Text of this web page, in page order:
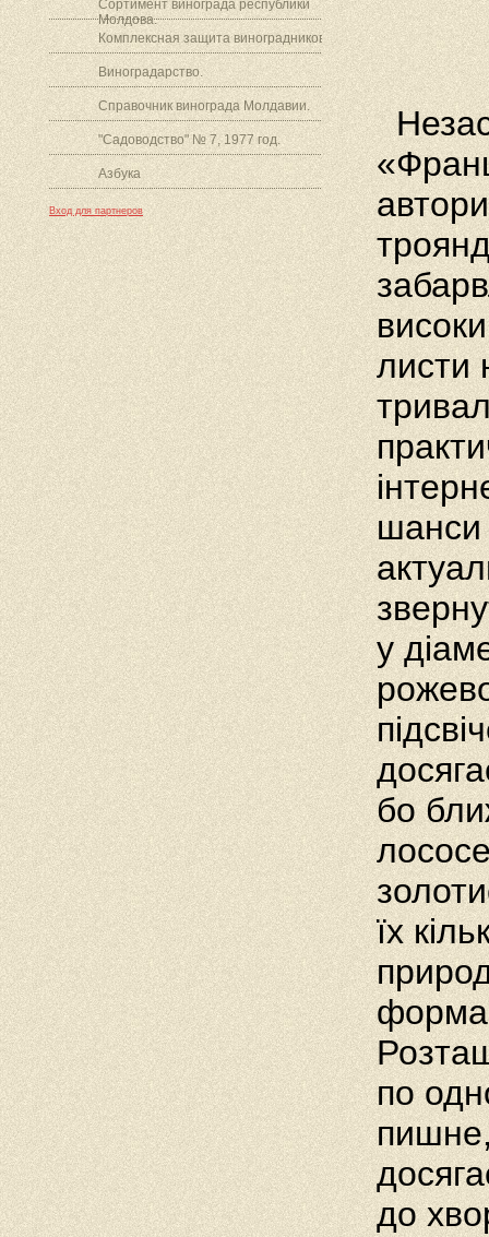
Сортимент винограда республики
Молдова.
Комплексная защита виноградников.
Виноградарство.
Справочник винограда Молдавии.
"Садоводство" № 7, 1977 год.
Азбука
Вход для партнеров
листи
шанси
у
бо
їх
форма
по
до